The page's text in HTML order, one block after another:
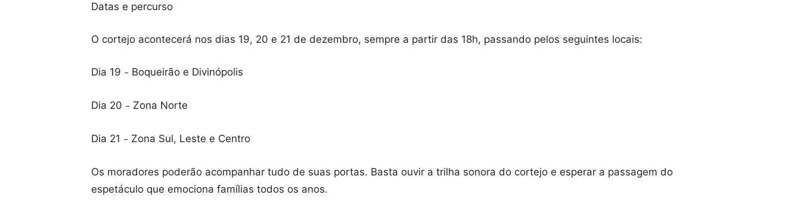
Datas e percurso
O cortejo acontecerá nos dias 19, 20 e 21 de dezembro, sempre a partir das 18h, passando pelos seguintes locais:
Dia 19 – Boqueirão e Divinópolis
Dia 20 – Zona Norte
Dia 21 – Zona Sul, Leste e Centro
Os moradores poderão acompanhar tudo de suas portas. Basta ouvir a trilha sonora do cortejo e esperar a passagem do
espetáculo que emociona famílias todos os anos.